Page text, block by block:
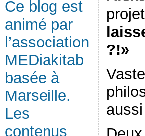
Ce blog est
animé par
l’association
MEDiakitab
basée à
Marseille.
Les
contenus
?!»
aussi